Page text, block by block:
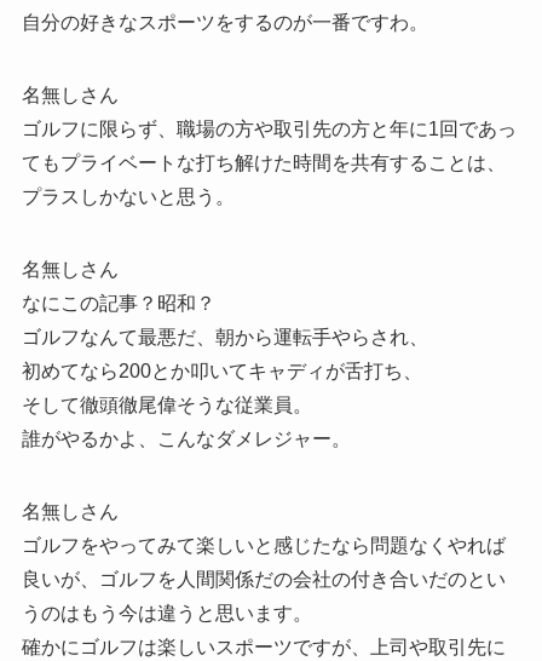
自分の好きなスポーツをするのが一番ですわ。
名無しさん
ゴルフに限らず、職場の方や取引先の方と年に1回であっ
てもプライベートな打ち解けた時間を共有することは、
プラスしかないと思う。
名無しさん
なにこの記事？昭和？
ゴルフなんて最悪だ、朝から運転手やらされ、
初めてなら200とか叩いてキャディが舌打ち、
そして徹頭徹尾偉そうな従業員。
誰がやるかよ、こんなダメレジャー。
名無しさん
ゴルフをやってみて楽しいと感じたなら問題なくやれば
良いが、ゴルフを人間関係だの会社の付き合いだのとい
うのはもう今は違うと思います。
確かにゴルフは楽しいスポーツですが、上司や取引先に